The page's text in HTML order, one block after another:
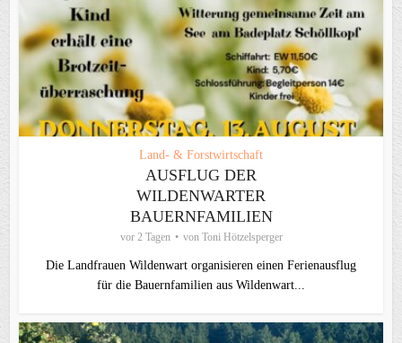
Land- & Forstwirtschaft
AUSFLUG DER
WILDENWARTER
BAUERNFAMILIEN
vor 2 Tagen von Toni Hötzelsperger
Die Landfrauen Wildenwart organisieren einen Ferienausflug
für die Bauernfamilien aus Wildenwart...